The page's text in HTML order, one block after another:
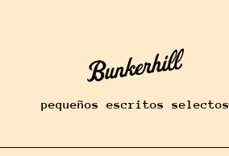
pequeños escritos selectos